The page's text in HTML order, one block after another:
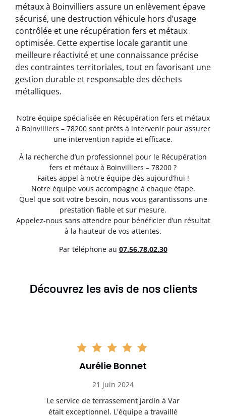
métaux à Boinvilliers assure un enlèvement épave
sécurisé, une destruction véhicule hors d’usage
contrôlée et une récupération fers et métaux
optimisée. Cette expertise locale garantit une
meilleure réactivité et une connaissance précise
des contraintes territoriales, tout en favorisant une
gestion durable et responsable des déchets
métalliques.
Notre équipe spécialisée en Récupération fers et métaux
à Boinvilliers – 78200 sont prêts à intervenir pour assurer
une intervention rapide et efficace.
À la recherche d’un professionnel pour le Récupération
fers et métaux à Boinvilliers – 78200 ?
Faites appel à notre équipe dès aujourd’hui !
Notre équipe vous accompagne à chaque étape.
Quel que soit votre besoin, nous vous garantissons une
prestation fiable et sur mesure.
Appelez-nous sans attendre pour bénéficier d’un résultat
à la hauteur de vos attentes.
Par téléphone au 07.56.78.02.30
Découvrez les avis de nos clients
Aurélie Bonnet
21 juin 2024
Le service de terrassement jardin à Var
était exceptionnel. L'équipe a travaillé